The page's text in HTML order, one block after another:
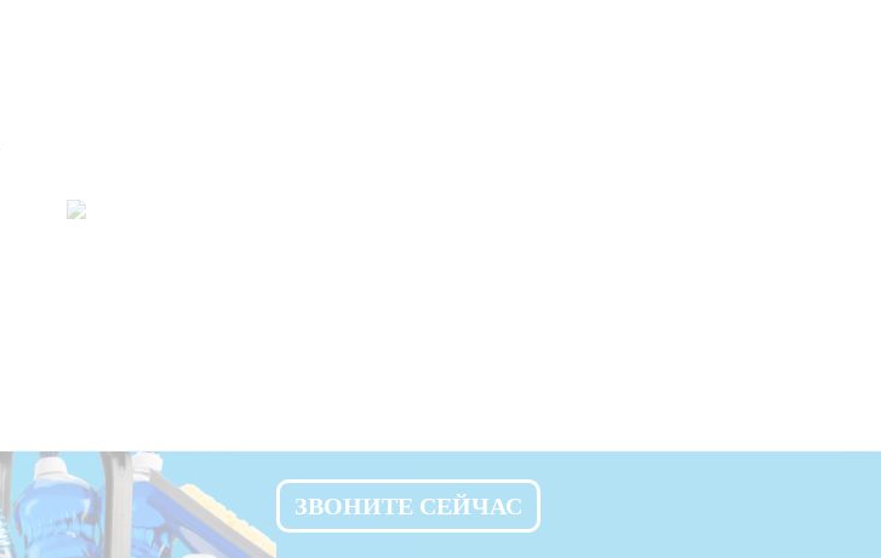
ЗВОНИТЕ СЕЙЧАС